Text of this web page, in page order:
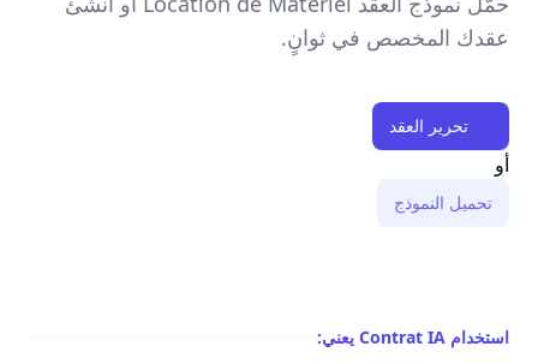
عقدك المخصص في ثوانٍ.
تحرير العقد
أو
تحميل النموذج
استخدام Contrat IA يعني: